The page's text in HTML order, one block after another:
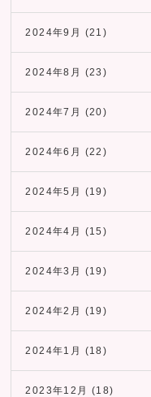
2024年9月 (21)
2024年8月 (23)
2024年7月 (20)
2024年6月 (22)
2024年5月 (19)
2024年4月 (15)
2024年3月 (19)
2024年2月 (19)
2024年1月 (18)
2023年12月 (18)